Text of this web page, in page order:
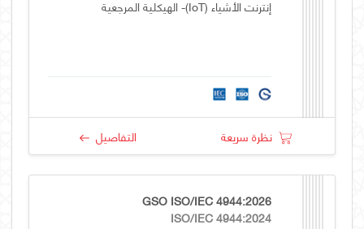
إنترنت الأشياء (IoT)- الهيكلية المرجعية
نظرة سريعة التفاصيل
GSO ISO/IEC 4944:2026
ISO/IEC 4944:2024